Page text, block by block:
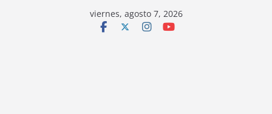
viernes, agosto 7, 2026